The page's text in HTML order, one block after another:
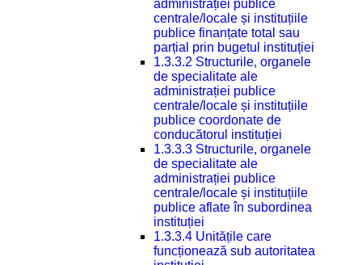
administrației publice
centrale/locale și instituțiile
publice finanțate total sau
parțial prin bugetul instituției
1.3.3.2 Structurile, organele
de specialitate ale
administrației publice
centrale/locale și instituțiile
publice coordonate de
conducătorul instituției
1.3.3.3 Structurile, organele
de specialitate ale
administrației publice
centrale/locale și instituțiile
publice aflate în subordinea
instituției
1.3.3.4 Unitățile care
funcționează sub autoritatea